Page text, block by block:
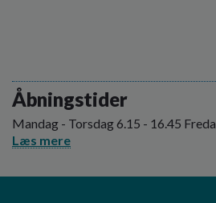
Åbningstider
Mandag - Torsdag 6.15 - 16.45
Læs mere